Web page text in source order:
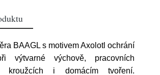
BAAGL s motivem Axolotl ochrání
výtvarné výchově, pracovních
kroužcích i domácím tvoření.